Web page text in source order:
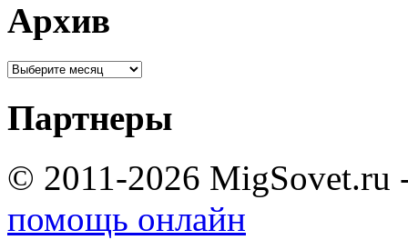
Архив
Партнеры
© 2011-2026 MigSovet.ru
помощь онлайн